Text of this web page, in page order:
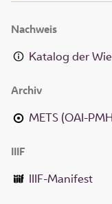
Nachweis
Katalog der
Archiv
METS (OAI-
IIIF
IIIF-Manifest